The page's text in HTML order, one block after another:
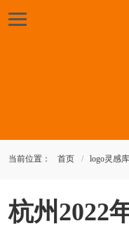
当前位置： 首页 logo灵感库
杭州2022